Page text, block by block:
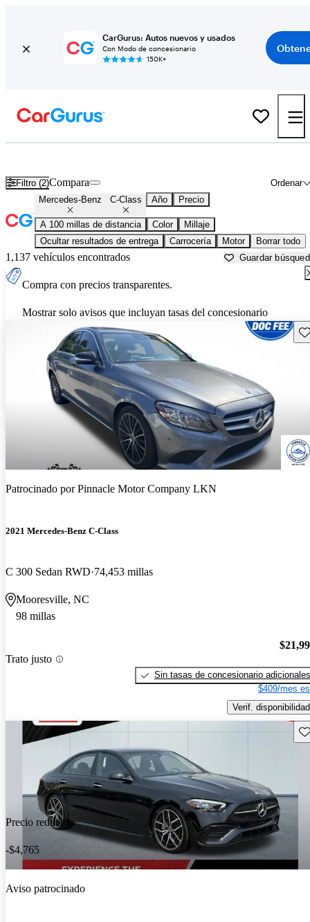
CarGurus: Autos nuevos y usados
Con Modo de concesionario
150K+
Filtro (2) Ordenar
Compara
Mercedes-Benz C-Class Año Precio
A 100 millas de distancia Color
Millaje
Ocultar resultados de entrega
Carrocería Motor Borrar todo
1,137 vehículos encontrados Guardar
Compra con precios transparentes.
Mostrar solo avisos que incluyan tasas del concesionario
Patrocinado porPinnacle Motor Company LKN
2021 Mercedes-Benz C-Class
C 300 Sedan RWD 74,453 millas
Mooresville, NC
98 millas
Trato justo
Sin tasas de concesionario adicionales
$409/mes
Verif. disponibilidad
Precio reducido
-$4,765
Aviso patrocinado